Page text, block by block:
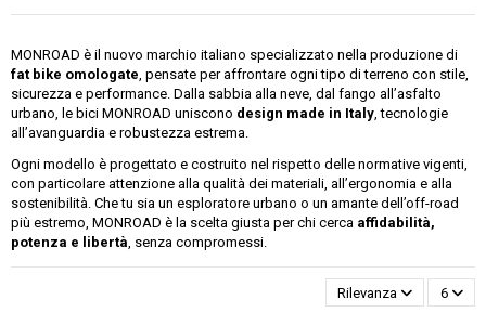
MONROAD è il nuovo marchio italiano specializzato nella produzione di
fat bike omologate, pensate per affrontare ogni tipo di terreno con stile,
sicurezza e performance. Dalla sabbia alla neve, dal fango all’asfalto
urbano, le bici MONROAD uniscono design made in Italy, tecnologie
all’avanguardia e robustezza estrema.
Ogni modello è progettato e costruito nel rispetto delle normative vigenti,
con particolare attenzione alla qualità dei materiali, all’ergonomia e alla
sostenibilità. Che tu sia un esploratore urbano o un amante dell’off-road
più estremo, MONROAD è la scelta giusta per chi cerca affidabilità,
potenza e libertà , senza compromessi.
Rilevanza 6